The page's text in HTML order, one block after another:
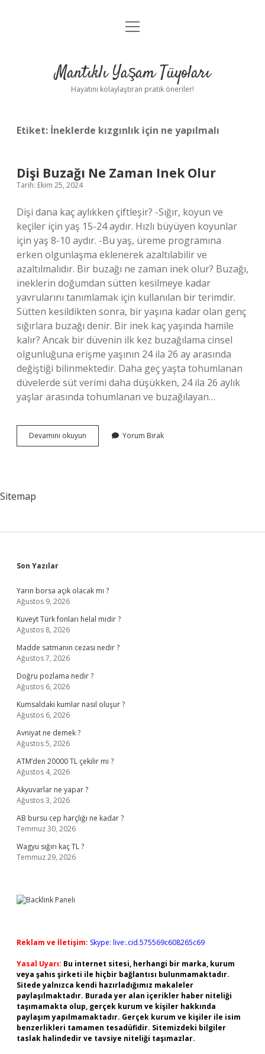
Anasayfa
Yasal Uyarı
menüyü
Mantıklı Yaşam Tüyoları
Hayatını kolaylaştıran pratik öneriler!
Etiket: İneklerde kızgınlık için ne yapılmalı
Dişi Buzağı Ne Zaman Inek Olur
Tarih: Ekim 25, 2024
Dişi dana kaç aylıkken çiftleşir? -Sığır, koyun ve
keçiler için yaş 15-24 aydır. Hızlı büyüyen koyunlar
için yaş 8-10 aydır. -Bu yaş, üreme programına
erken olgunlaşma eklenerek azaltılabilir ve
azaltılmalıdır. Bir buzağı ne zaman inek olur? Buzağı,
ineklerin doğumdan sütten kesilmeye kadar
yavrularını tanımlamak için kullanılan bir terimdir.
Sütten kesildikten sonra, bir yaşına kadar olan genç
sığırlara buzağı denir. Bir inek kaç yaşında hamile
kalır? Ancak bir düvenin ilk kez buzağılama cinsel
olgunluğuna erişme yaşının 24 ila 26 ay arasında
değiştiği bilinmektedir. Daha geç yaşta tohumlanan
düvelerde süt verimi daha düşükken, 24 ila 26 aylık
yaşlar arasında tohumlanan ve buzağılayan…
Devamını okuyun
Buzağı
Yorum Bırak
Sitemap
Sidebar
Son Yazılar
Yarın borsa açık olacak mı ?
Ağustos 9, 2026
Kuveyt Türk fonları helal midir ?
Ağustos 8, 2026
Madde satmanın cezası nedir ?
Ağustos 7, 2026
Doğru pozlama nedir ?
Ağustos 6, 2026
Kumsaldaki kumlar nasıl oluşur ?
Ağustos 6, 2026
Avniyat ne demek ?
Ağustos 5, 2026
ATM’den 20000 TL çekilir mi ?
Ağustos 4, 2026
Akyuvarlar ne yapar ?
Ağustos 3, 2026
AB bursu cep harçlığı ne kadar ?
Temmuz 30, 2026
Wagyu sığırı kaç TL ?
Temmuz 29, 2026
Reklam ve İletişim: Skype: live:.cid.575569c608265c69
Yasal Uyarı: Bu internet sitesi, herhangi bir marka, kurum
veya şahıs şirketi ile hiçbir bağlantısı bulunmamaktadır.
Sitede yalnızca kendi hazırladığımız makaleler
paylaşılmaktadır. Burada yer alan içerikler haber niteliği
taşımamakta olup, gerçek kurum ve kişiler hakkında
paylaşım yapılmamaktadır. Gerçek kurum ve kişiler ile isim
benzerlikleri tamamen tesadüfidir. Sitemizdeki bilgiler
taslak halindedir ve tavsiye niteliği taşımazlar.